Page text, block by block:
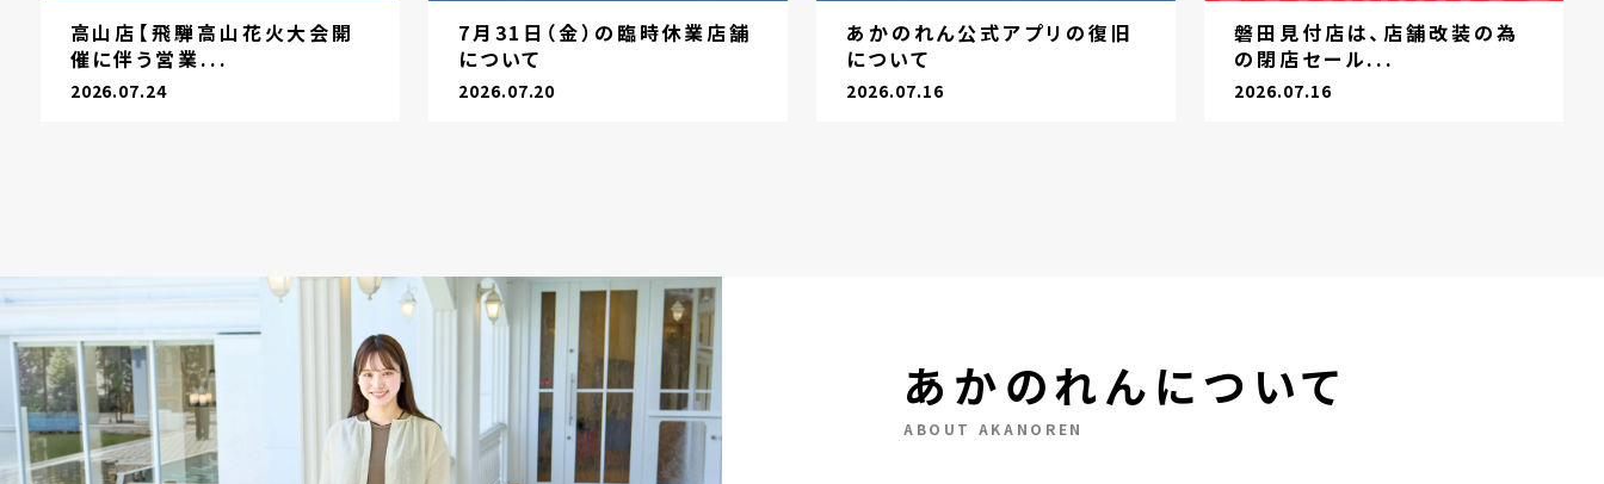
高山店【飛騨高山花火大会開
催に伴う営業...
2026.07.24
7月31日（金）の臨時休業店舗
について
2026.07.20
あかのれん公式アプリの復旧
について
2026.07.16
磐田見付店は、店舗改装の為
の閉店セール...
2026.07.16
あかのれんについて
ABOUT AKANOREN